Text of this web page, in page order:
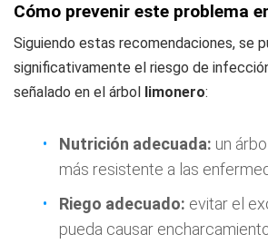
Cómo prevenir este problema
Siguiendo estas recomendaciones, se
significativamente el riesgo de
señalado en el árbol limonero:
Nutrición adecuada: un
más resistente a las
Riego adecuado: evitar el
pueda causar